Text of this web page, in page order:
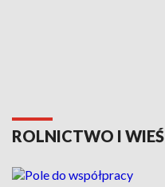
ROLNICTWO I WIEŚ